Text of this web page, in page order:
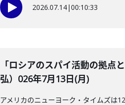
2026.07.14|00:10:33
「ロシアのスパイ活動の拠点
弘）026年7月13日(月)
アメリカのニューヨーク・タイムズは